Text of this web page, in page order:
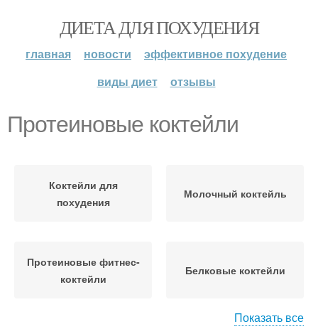
ДИЕТА ДЛЯ ПОХУДЕНИЯ
главная новости
эффективное похудение
виды диет
отзывы
Протеиновые коктейли
Коктейли для
похудения
Молочный коктейль
Протеиновые фитнес-
коктейли
Белковые коктейли
Показать все